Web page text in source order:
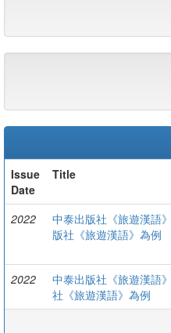
Issue
Date
Title
2022
中泰出版社《旅遊漢語
版社《旅遊漢語》為例
2022
中泰出版社《旅遊漢語
社《旅遊漢語》為例